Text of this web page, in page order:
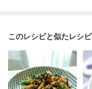
このレシピと似たレシピ